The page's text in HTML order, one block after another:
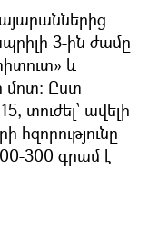
3-ին ժամը
և
մոտ։ Ըստ
տուժել՝ ավելի
հզորությունը
300 գրամ է